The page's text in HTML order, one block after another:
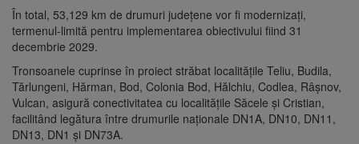
În total, 53,129 km de drumuri județene vor fi modernizați,
termenul-limită pentru implementarea obiectivului fiind 31
decembrie 2029.
Tronsoanele cuprinse în proiect străbat localităţile Teliu, Budila,
Tărlungeni, Hărman, Bod, Colonia Bod, Hălchiu, Codlea, Râşnov,
Vulcan, asigură conectivitatea cu localităţile Săcele şi Cristian,
facilitând legătura între drumurile naţionale DN1A, DN10, DN11,
DN13, DN1 şi DN73A.